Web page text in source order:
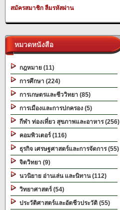
สมัครสมาชิก ลืมรหัสผ่าน
หมวดหนังสือ
กฎหมาย (11)
การศึกษา (224)
การเกษตรและชีววิทยา (85)
การเมืองและการปกครอง (5)
กีฬา ท่องเที่ยว สุขภาพและอาหาร (256)
คอมพิวเตอร์ (116)
ธุรกิจ เศรษฐศาสตร์และการจัดการ (55)
จิตวิทยา (9)
นวนิยาย อ่านเล่น และนิทาน (112)
วิทยาศาสตร์ (54)
ประวัติศาสตร์และอัตชีวประวัติ (55)